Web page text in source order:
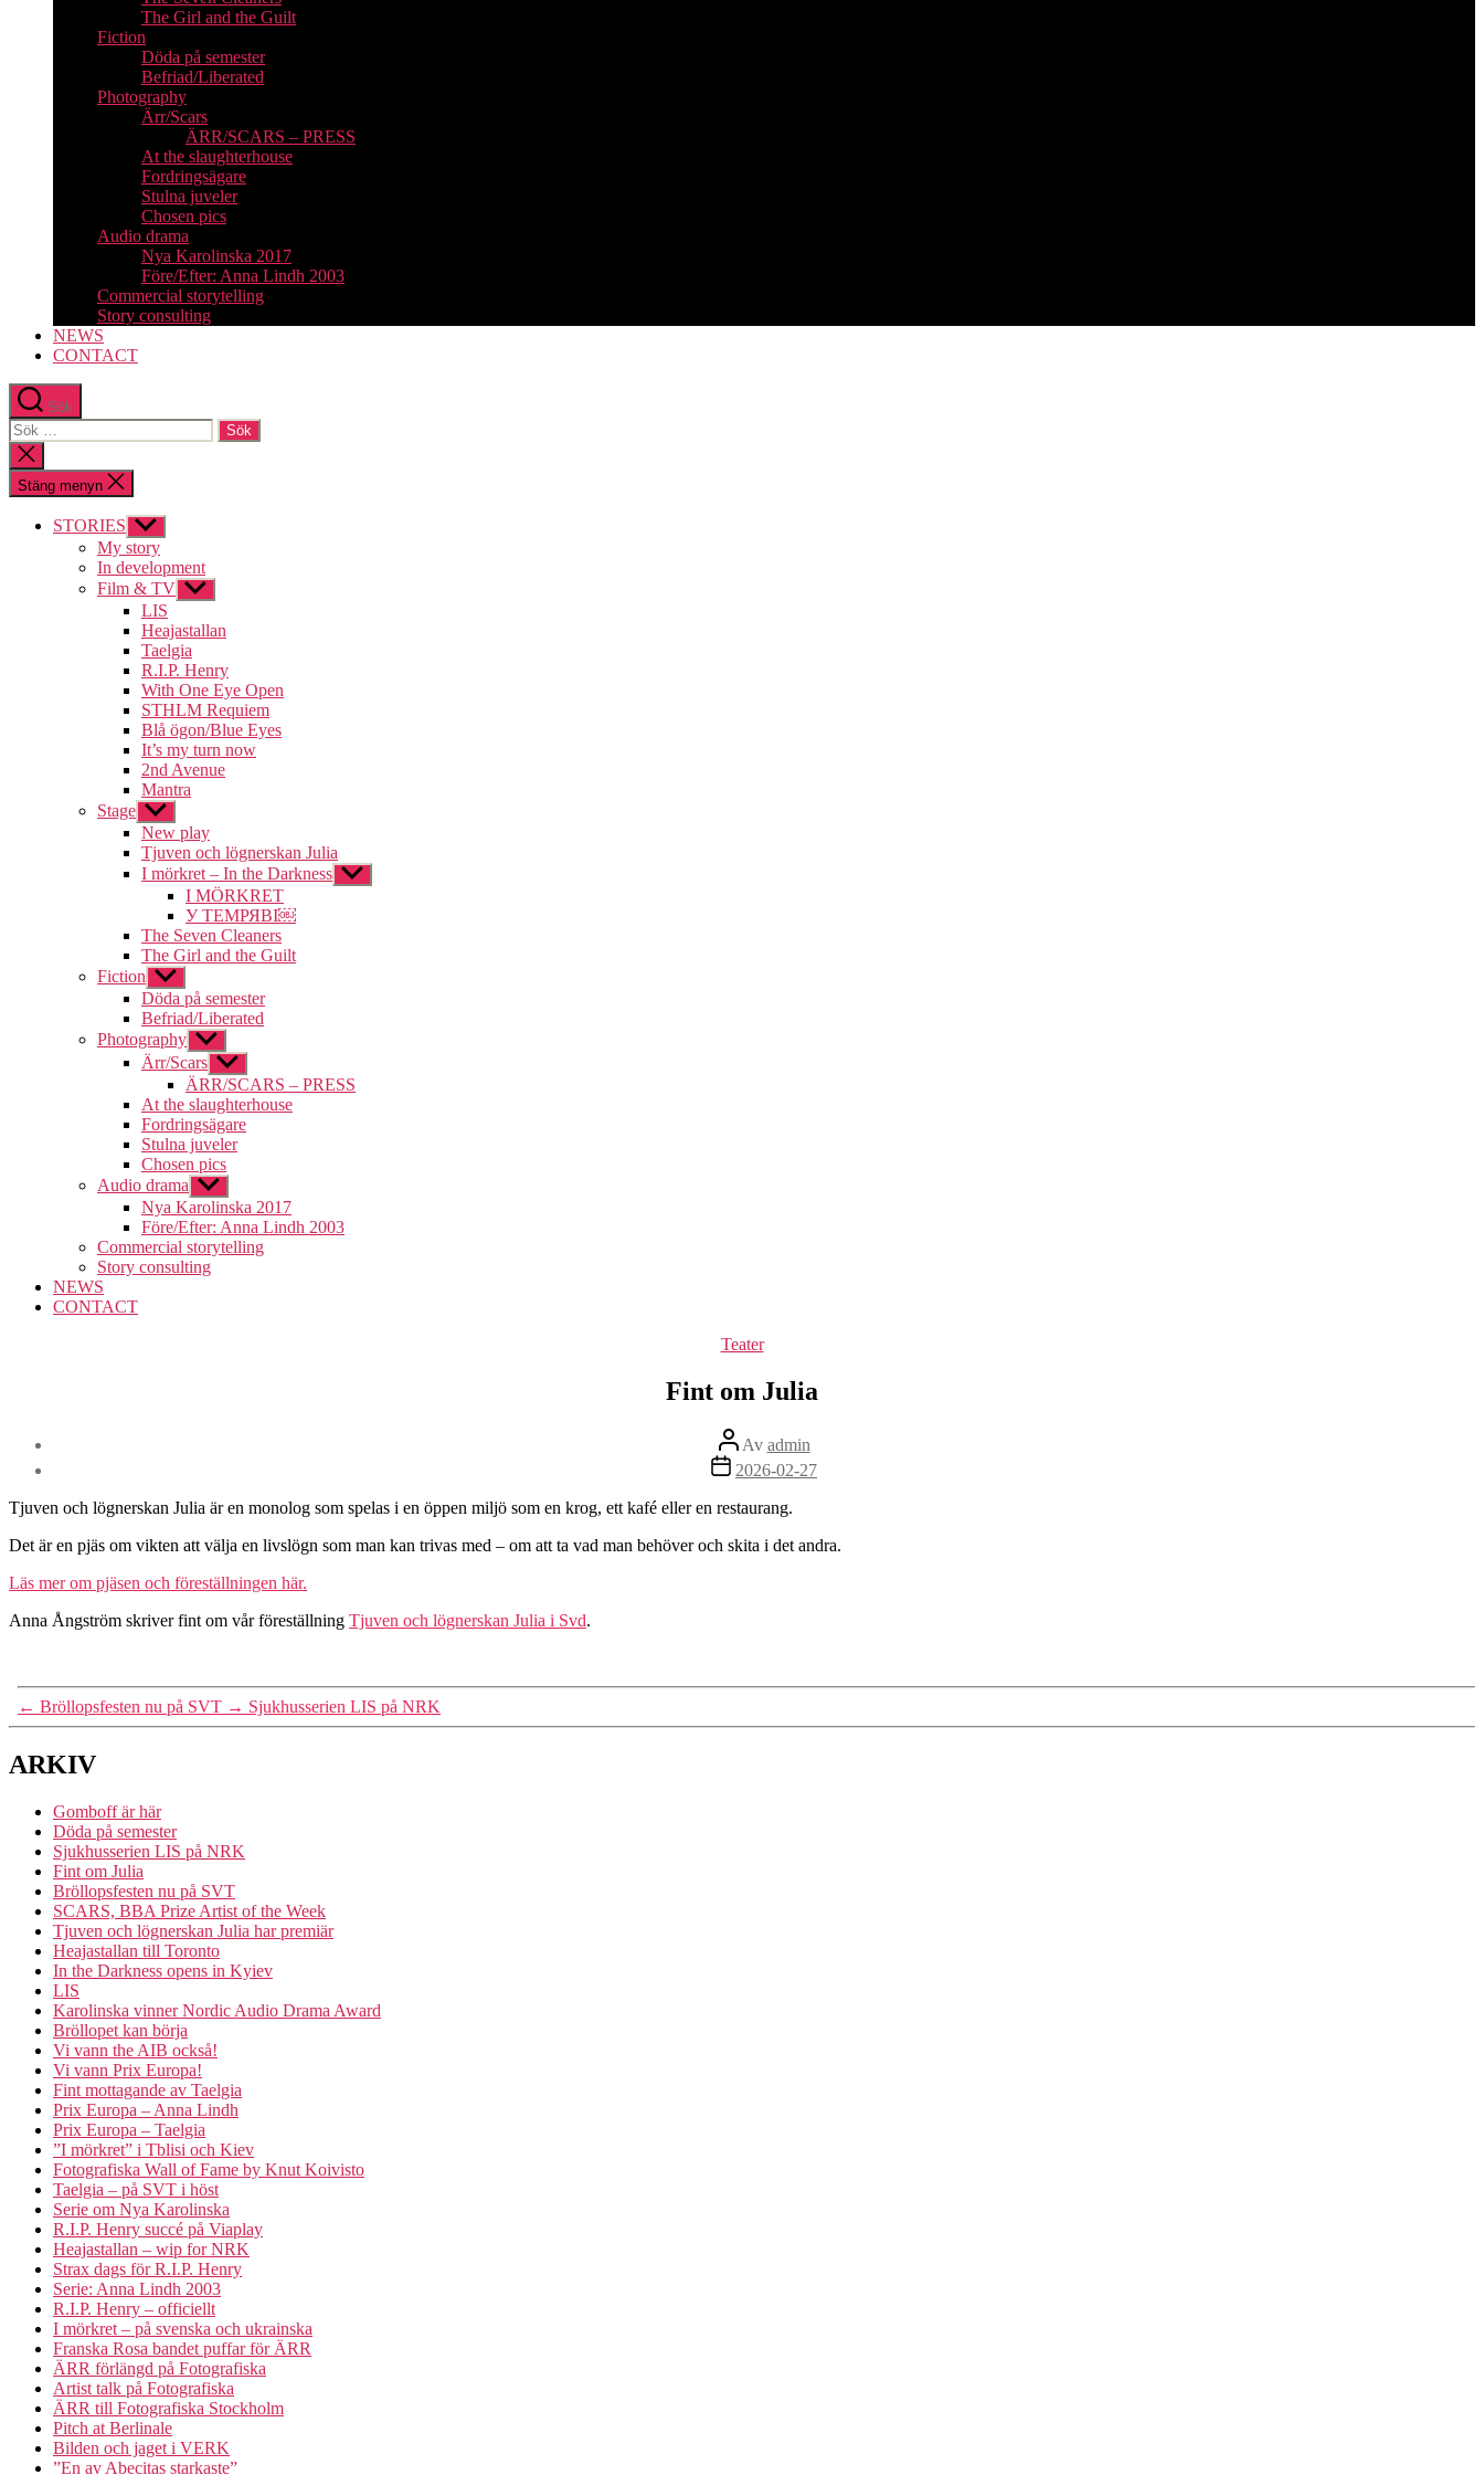
The Girl and the Guilt
Fiction
Döda på semester
Befriad/Liberated
Photography
Ärr/Scars
ÄRR/SCARS – PRESS
At the slaughterhouse
Fordringsägare
Stulna juveler
Chosen pics
Audio drama
Nya Karolinska 2017
Före/Efter: Anna Lindh 2003
Commercial storytelling
Story consulting
NEWS
CONTACT
Sök
Sök
efter:
Stäng
sökningen
Stäng menyn
STORIES Visa
undermeny
My story
In development
Film & TV Visa
undermeny
LIS
Heajastallan
Taelgia
R.I.P. Henry
With One Eye Open
STHLM Requiem
Blå ögon/Blue Eyes
It’s my turn now
2nd Avenue
Mantra
Stage Visa
undermeny
New play
Tjuven och lögnerskan Julia
I mörkret – In the Darkness Visa
undermeny
I MÖRKRET
У ТЕМРЯВІ￼
The Seven Cleaners
The Girl and the Guilt
Fiction Visa
undermeny
Döda på semester
Befriad/Liberated
Photography Visa
undermeny
Ärr/Scars Visa
undermeny
ÄRR/SCARS – PRESS
At the slaughterhouse
Fordringsägare
Stulna juveler
Chosen pics
Audio drama Visa
undermeny
Nya Karolinska 2017
Före/Efter: Anna Lindh 2003
Commercial storytelling
Story consulting
NEWS
CONTACT
Kategorier
Teater
Fint om Julia
Inläggsförfattare
Av admin
Inläggsdatum
2026-02-27
Tjuven och lögnerskan Julia är en monolog som spelas i en öppen miljö som en krog, ett kafé eller en restaurang.
Det är en pjäs om vikten att välja en livslögn som man kan trivas med – om att ta vad man behöver och skita i det andra.
Läs mer om pjäsen och föreställningen här.
Anna Ångström skriver fint om vår föreställning Tjuven och lögnerskan Julia i Svd.
← Bröllopsfesten nu på SVT → Sjukhusserien LIS på NRK
ARKIV
Gomboff är här
Döda på semester
Sjukhusserien LIS på NRK
Fint om Julia
Bröllopsfesten nu på SVT
SCARS, BBA Prize Artist of the Week
Tjuven och lögnerskan Julia har premiär
Heajastallan till Toronto
In the Darkness opens in Kyiev
LIS
Karolinska vinner Nordic Audio Drama Award
Bröllopet kan börja
Vi vann the AIB också!
Vi vann Prix Europa!
Fint mottagande av Taelgia
Prix Europa – Anna Lindh
Prix Europa – Taelgia
”I mörkret” i Tblisi och Kiev
Fotografiska Wall of Fame by Knut Koivisto
Taelgia – på SVT i höst
Serie om Nya Karolinska
R.I.P. Henry succé på Viaplay
Heajastallan – wip for NRK
Strax dags för R.I.P. Henry
Serie: Anna Lindh 2003
R.I.P. Henry – officiellt
I mörkret – på svenska och ukrainska
Franska Rosa bandet puffar för ÄRR
ÄRR förlängd på Fotografiska
Artist talk på Fotografiska
ÄRR till Fotografiska Stockholm
Pitch at Berlinale
Bilden och jaget i VERK
”En av Abecitas starkaste”